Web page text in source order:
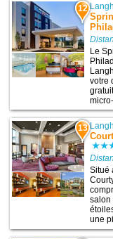
12
Le
votre
13
Situé
salon
une